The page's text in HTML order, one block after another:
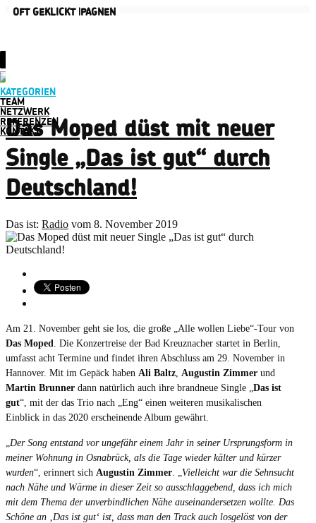
KATEGORIEN
TEAM
NETZWERK
REFERENZEN
KONTAKT
Das Moped düst mit neuer
Single „Das ist gut“ durch
Deutschland!
Das ist: Radio vom 8. November 2019
Am 21. November geht sie los, die große „Alle wollen Liebe“-Tour von
Das Moped. Die Konzertreise der Bad Kreuznacher startet in Berlin,
umfasst acht Termine und findet ihren Abschluss am 29. November in
Hannover. Mit im Gepäck haben Ali Baltz, Augustin Zimmer und
Martin Brunner dann natürlich auch ihre brandneue Single „Das ist
gut“, mit der das Trio nach „Eng“ einen weiteren musikalischen
Einblick in das 2020 erscheinende Album gewährt.
Der Song entstand vor ungefähr einem Jahr in seiner Ursprungsform in
meiner Wohnung in Osnabrück, als die Tage wieder kälter und kürzer
wurden“, erinnert sich Augustin Zimmer
Vielleicht war die Sehnsucht
nach Nähe und Wärme in dieser Zeit so ausschlaggebend, dass ich mich
mit dem Thema der unverbindlichen Nähe auseinandersetzen wollte. Das
Schöne an ‚Das ist gut‘ ist, dass man den Track auch losgelöst von der
AKTUELLE KAMPAGNEN
OFT GEKLICKT